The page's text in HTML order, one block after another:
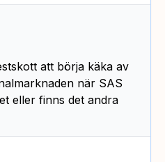
att börja käka av
när SAS
eller finns det andra